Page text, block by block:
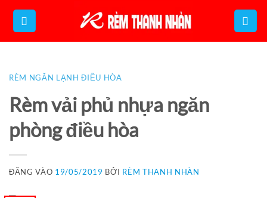
qua
dung
RÈM NGĂN LẠNH ĐIỀU HÒA
Rèm vải phủ nhựa ngăn
phòng điều hòa
ĐĂNG VÀO 19/05/2019 BỞI RÈM THANH NHÀN